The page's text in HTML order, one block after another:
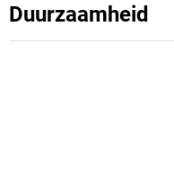
Duurzaamheid